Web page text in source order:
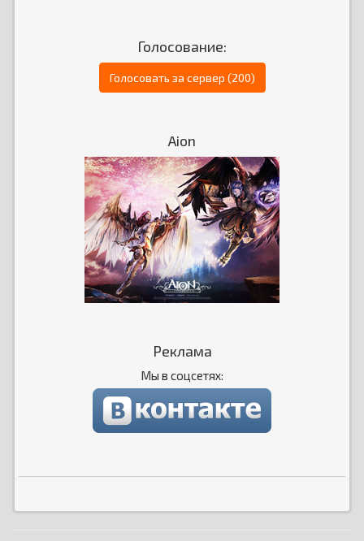
Голосование:
Голосовать за сервер (200)
Aion
Реклама
Мы в соцсетях: